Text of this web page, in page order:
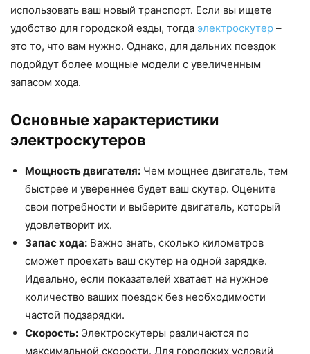
использовать ваш новый транспорт. Если вы ищете
удобство для городской езды, тогда электроскутер –
это то, что вам нужно. Однако, для дальних поездок
подойдут более мощные модели с увеличенным
запасом хода.
Основные характеристики
электроскутеров
Мощность двигателя: Чем мощнее двигатель, тем
быстрее и увереннее будет ваш скутер. Оцените
свои потребности и выберите двигатель, который
удовлетворит их.
Запас хода: Важно знать, сколько километров
сможет проехать ваш скутер на одной зарядке.
Идеально, если показателей хватает на нужное
количество ваших поездок без необходимости
частой подзарядки.
Скорость: Электроскутеры различаются по
максимальной скорости. Для городских условий